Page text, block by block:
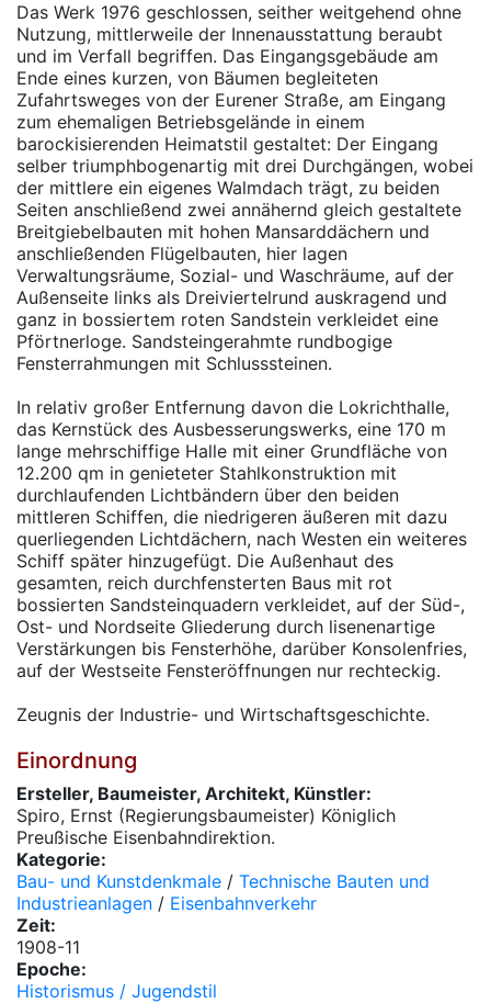
Das Werk 1976 geschlossen, seither weitgehend ohne
Nutzung, mittlerweile der Innenausstattung beraubt
und im Verfall begriffen. Das Eingangsgebäude am
Ende eines kurzen, von Bäumen begleiteten
Zufahrtsweges von der Eurener Straße, am Eingang
zum ehemaligen Betriebsgelände in einem
barockisierenden Heimatstil gestaltet: Der Eingang
selber triumphbogenartig mit drei Durchgängen, wobei
der mittlere ein eigenes Walmdach trägt, zu beiden
Seiten anschließend zwei annähernd gleich gestaltete
Breitgiebelbauten mit hohen Mansarddächern und
anschließenden Flügelbauten, hier lagen
Verwaltungsräume, Sozial- und Waschräume, auf der
Außenseite links als Dreiviertelrund auskragend und
ganz in bossiertem roten Sandstein verkleidet eine
Pförtnerloge. Sandsteingerahmte rundbogige
Fensterrahmungen mit Schlusssteinen.
In relativ großer Entfernung davon die Lokrichthalle,
das Kernstück des Ausbesserungswerks, eine 170 m
lange mehrschiffige Halle mit einer Grundfläche von
12.200 qm in genieteter Stahlkonstruktion mit
durchlaufenden Lichtbändern über den beiden
mittleren Schiffen, die niedrigeren äußeren mit dazu
querliegenden Lichtdächern, nach Westen ein weiteres
Schiff später hinzugefügt. Die Außenhaut des
gesamten, reich durchfensterten Baus mit rot
bossierten Sandsteinquadern verkleidet, auf der Süd-,
Ost- und Nordseite Gliederung durch lisenenartige
Verstärkungen bis Fensterhöhe, darüber Konsolenfries,
auf der Westseite Fensteröffnungen nur rechteckig.
Zeugnis der Industrie- und Wirtschaftsgeschichte.
Einordnung
Ersteller, Baumeister, Architekt, Künstler:
Spiro, Ernst (Regierungsbaumeister) Königlich
Preußische Eisenbahndirektion.
Kategorie:
Bau- und Kunstdenkmale / Technische Bauten und
Industrieanlagen / Eisenbahnverkehr
Zeit:
1908-11
Epoche:
Historismus / Jugendstil